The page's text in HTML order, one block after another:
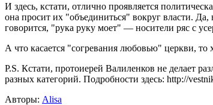
И здесь, кстати, отлично проявляется
она просит их "объединиться" вокруг власти.
говорится, "рука руку моет" — носители ряс с
А что касается "согревания любовью" церкви, то
P.S. Кстати, протоиерей Валиленков не делает
разных категорий. Подробности здесь: http://
Авторы: Alisa